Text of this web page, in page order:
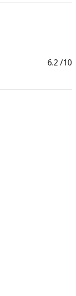
6.2 /10